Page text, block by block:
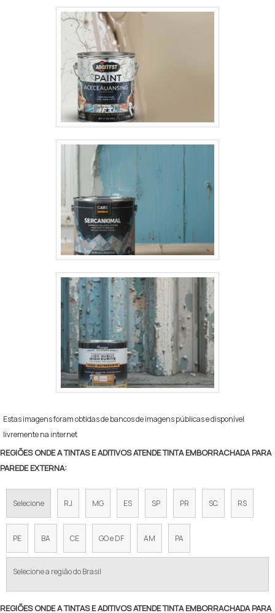
por demão); são necessárias de 2 a 3
demãos para acabamento uniforme. Produto
disponível em cores prontas ou no sistema
tintométrico Suvinil.
Estas imagens foram obtidas de bancos de imagens públicas e disponível
livremente na internet
REGIÕES ONDE A TINTAS E ADITIVOS ATENDE TINTA EMBORRACHADA PARA
PAREDE EXTERNA:
Selecione RJ MG ES SP PR SC RS
PE BA CE GO e DF AM PA
Selecione a região do Brasil
REGIÕES ONDE A TINTAS E ADITIVOS ATENDE TINTA EMBORRACHADA PARA